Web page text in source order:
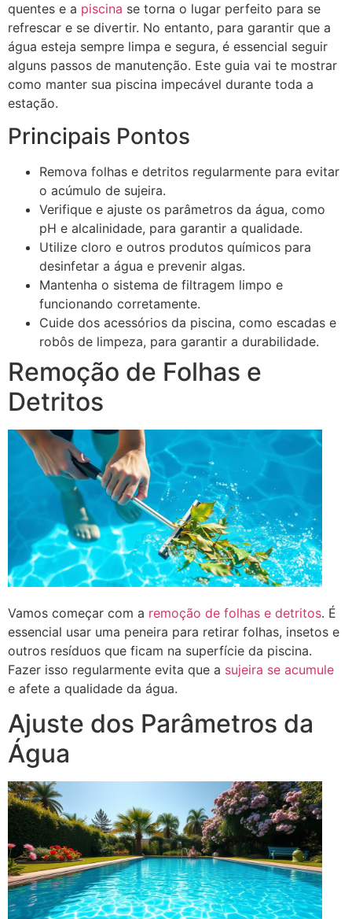
quentes e a piscina se torna o lugar perfeito para se
refrescar e se divertir. No entanto, para garantir que a
água esteja sempre limpa e segura, é essencial seguir
alguns passos de manutenção. Este guia vai te mostrar
como manter sua piscina impecável durante toda a
estação.
Principais Pontos
Remova folhas e detritos regularmente para evitar
o acúmulo de sujeira.
Verifique e ajuste os parâmetros da água, como
pH e alcalinidade, para garantir a qualidade.
Utilize cloro e outros produtos químicos para
desinfetar a água e prevenir algas.
Mantenha o sistema de filtragem limpo e
funcionando corretamente.
Cuide dos acessórios da piscina, como escadas e
robôs de limpeza, para garantir a durabilidade.
Remoção de Folhas e
Detritos
Vamos começar com a remoção de folhas e detritos. É
essencial usar uma peneira para retirar folhas, insetos e
outros resíduos que ficam na superfície da piscina.
Fazer isso regularmente evita que a sujeira se acumule
e afete a qualidade da água.
Ajuste dos Parâmetros da
Água